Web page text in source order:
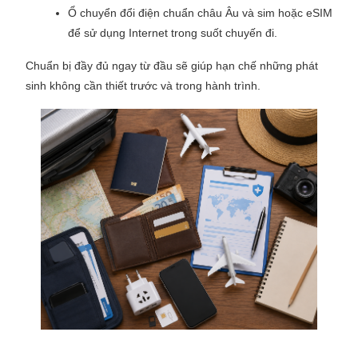
Ổ chuyển đổi điện chuẩn châu Âu và sim hoặc eSIM
để sử dụng Internet trong suốt chuyến đi.
Chuẩn bị đầy đủ ngay từ đầu sẽ giúp hạn chế những phát
sinh không cần thiết trước và trong hành trình.